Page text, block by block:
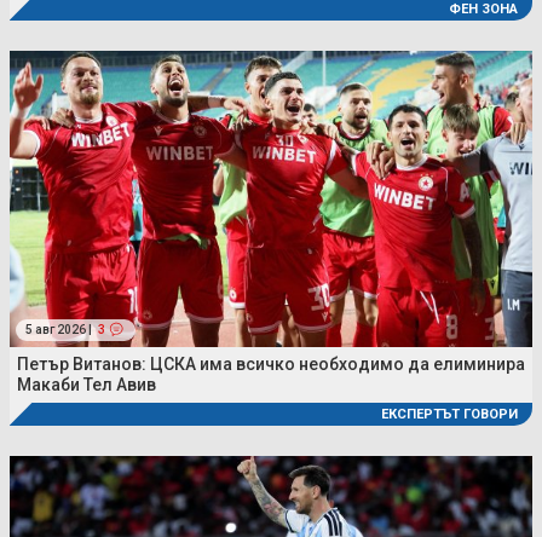
ФЕН ЗОНА
5 авг 2026 | 3
Петър Витанов: ЦСКА има всичко необходимо да елиминира
Макаби Тел Авив
ЕКСПЕРТЪТ ГОВОРИ